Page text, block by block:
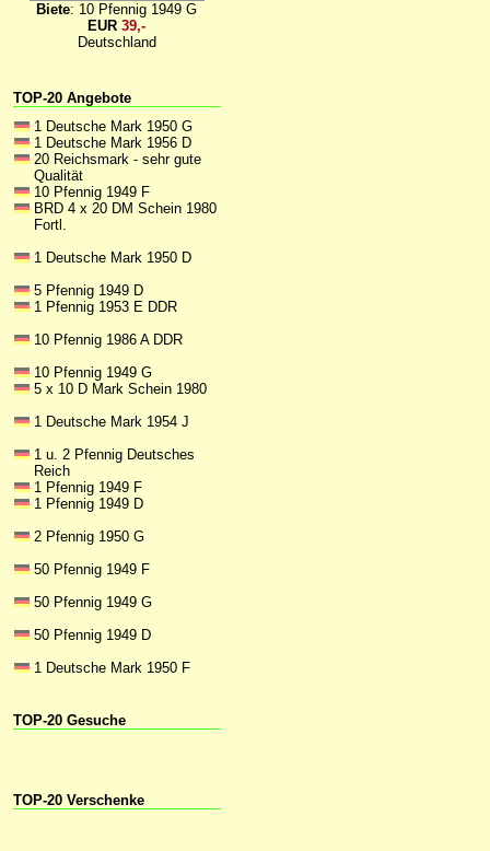
Biete: 10 Pfennig 1949 G
EUR 39,-
Deutschland
TOP-20 Angebote
1 Deutsche Mark 1950 G
1 Deutsche Mark 1956 D
20 Reichsmark - sehr gute
Qualität
10 Pfennig 1949 F
BRD 4 x 20 DM Schein 1980
Fortl.
1 Deutsche Mark 1950 D
5 Pfennig 1949 D
1 Pfennig 1953 E DDR
10 Pfennig 1986 A DDR
10 Pfennig 1949 G
5 x 10 D Mark Schein 1980
1 Deutsche Mark 1954 J
1 u. 2 Pfennig Deutsches
Reich
1 Pfennig 1949 F
1 Pfennig 1949 D
2 Pfennig 1950 G
50 Pfennig 1949 F
50 Pfennig 1949 G
50 Pfennig 1949 D
1 Deutsche Mark 1950 F
TOP-20 Gesuche
TOP-20 Verschenke